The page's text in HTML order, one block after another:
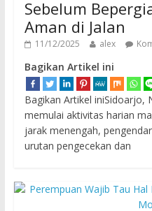
Sebelum
Aman di Jalan
11/12/2025 alex
Bagikan Artikel ini
Bagikan Artikel iniSidoarjo,
memulai aktivitas harian
jarak menengah,
urutan pengecekan dan